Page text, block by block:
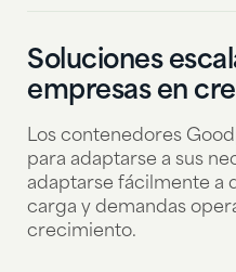
Soluciones
empresas en
Los contenedores
para adaptarse a sus
adaptarse fácilmente a
carga y demandas
crecimiento.